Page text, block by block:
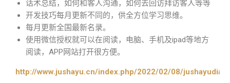
话术总结，如何和客人沟通，如何去回访拜访客人等等
开发技巧每月更新不同的，供全方位学习思维。
每月更新全国最新名录。
使用微信授权就可以在阅读，电脑、手机及ipad等地方
阅读，APP网站打开很方便。
http://www.jushayu.cn/index.php/2022/02/08/